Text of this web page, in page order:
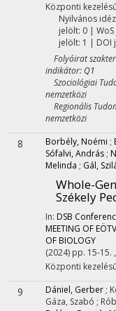
Központi
Nyilvános
jelölt: 0 |
jelölt: 1 | DOI
Folyóirat
indikátor: Q1
Szociológiai
nemzetközi
Regionális
nemzetközi
8 Borbély, Noémi ;
Sófalvi, András ;
Melinda ; Gál,
Whole-
Székely
In: DSB
MEETING OF
OF BIOLOGY
(2024) pp. 15-15.
Központi
9 Dániel, Gerber ;
Gáza, Szabó ;